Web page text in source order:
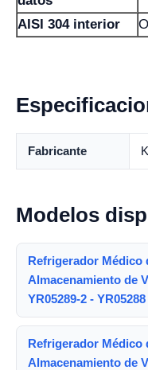
AISI 304 interior
Fabricante
Modelos
Refrigerador Médico
Almacenamiento de
YR05289-2 -
Refrigerador Médico
Almacenamiento de